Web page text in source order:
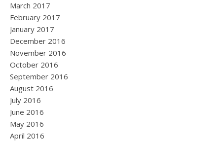
March 2017
February 2017
January 2017
December 2016
November 2016
October 2016
September 2016
August 2016
July 2016
June 2016
May 2016
April 2016